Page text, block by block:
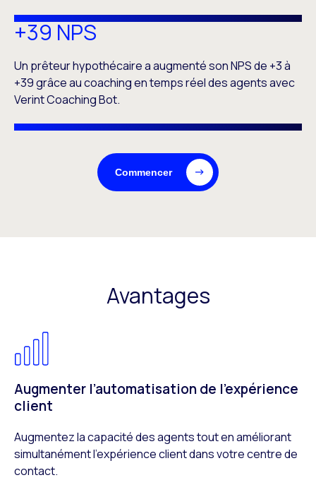
+39 NPS
Un prêteur hypothécaire a augmenté son NPS de +3 à
+39 grâce au coaching en temps réel des agents avec
Verint Coaching Bot.
Commencer
Avantages
Augmenter l’automatisation de l’expérience
client
Augmentez la capacité des agents tout en améliorant
simultanément l’expérience client dans votre centre de
contact.